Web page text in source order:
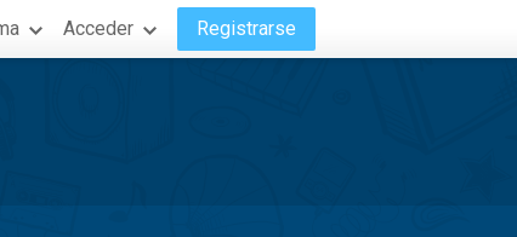
Acceder Registrarse